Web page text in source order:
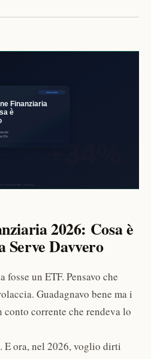
2026: Cosa è
Serve Davvero
fosse un ETF. Pensavo che
Guadagnavo bene ma i
corrente che rendeva lo
E ora, nel 2026, voglio dirti